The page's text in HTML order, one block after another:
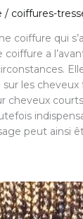
/ coiffures-
coiffure qui
a
les cheveux
cheveux
peut ainsi